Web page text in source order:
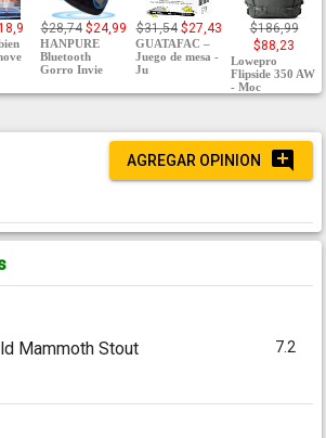
$28,74 $24,99
HANPURE
Bluetooth
Gorro Invie
$31,54 $27,43
GUATAFAC –
Juego de mesa -
Ju
$186,99
$88,23
Lowepro
Flipside 350 AW
- Moc
AGREGAR OPINION
Mammoth Stout 7.2